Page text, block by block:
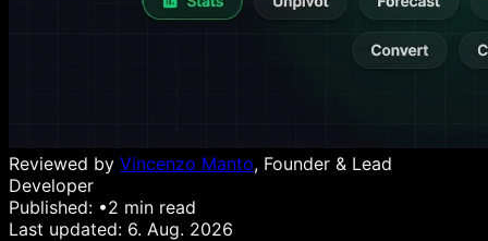
Reviewed by Vincenzo Manto, Founder & Lead
Developer
Published: •2 min read
Last updated: 6. Aug. 2026